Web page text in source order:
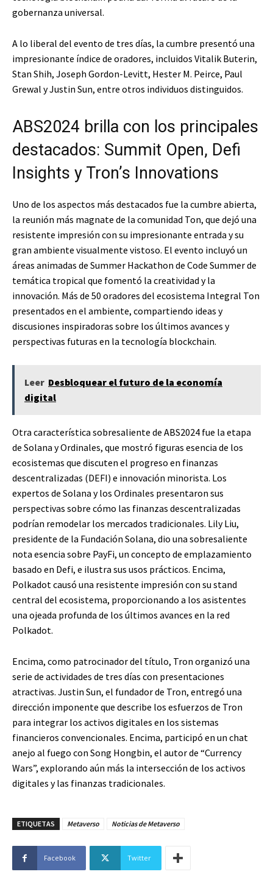
gobernanza universal.
A lo liberal del evento de tres días, la cumbre presentó una
impresionante índice de oradores, incluidos Vitalik Buterin,
Stan Shih, Joseph Gordon-Levitt, Hester M. Peirce, Paul
Grewal y Justin Sun, entre otros individuos distinguidos.
ABS2024 brilla con los principales
destacados: Summit Open, Defi
Insights y Tron’s Innovations
Uno de los aspectos más destacados fue la cumbre abierta,
la reunión más magnate de la comunidad Ton, que dejó una
resistente impresión con su impresionante entrada y su
gran ambiente visualmente vistoso. El evento incluyó un
áreas animadas de Summer Hackathon de Code Summer de
temática tropical que fomentó la creatividad y la
innovación. Más de 50 oradores del ecosistema Integral Ton
presentados en el ambiente, compartiendo ideas y
discusiones inspiradoras sobre los últimos avances y
perspectivas futuras en la tecnología blockchain.
Leer Desbloquear el futuro de la economía
digital
Otra característica sobresaliente de ABS2024 fue la etapa
de Solana y Ordinales, que mostró figuras esencia de los
ecosistemas que discuten el progreso en finanzas
descentralizadas (DEFI) e innovación minorista. Los
expertos de Solana y los Ordinales presentaron sus
perspectivas sobre cómo las finanzas descentralizadas
podrían remodelar los mercados tradicionales. Lily Liu,
presidente de la Fundación Solana, dio una sobresaliente
nota esencia sobre PayFi, un concepto de emplazamiento
basado en Defi, e ilustra sus usos prácticos. Encima,
Polkadot causó una resistente impresión con su stand
central del ecosistema, proporcionando a los asistentes
una ojeada profunda de los últimos avances en la red
Polkadot.
Encima, como patrocinador del título, Tron organizó una
serie de actividades de tres días con presentaciones
atractivas. Justin Sun, el fundador de Tron, entregó una
dirección imponente que describe los esfuerzos de Tron
para integrar los activos digitales en los sistemas
financieros convencionales. Encima, participó en un chat
anejo al fuego con Song Hongbin, el autor de “Currency
Wars”, explorando aún más la intersección de los activos
digitales y las finanzas tradicionales.
ETIQUETAS Metaverso Noticias de Metaverso
Facebook Twitter